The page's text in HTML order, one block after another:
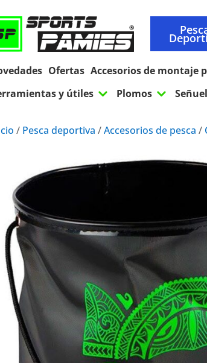
Ofertas Accesorios de montaje
y útiles 3 Plomos 3
/ Pesca deportiva /Accesorios de pesca /